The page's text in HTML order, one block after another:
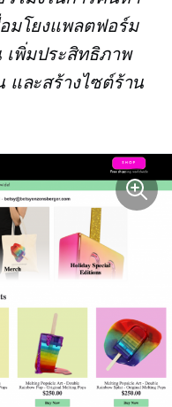
อมโยงแพลตฟอร์ม
เพิ่มประสิทธิภาพ
และสร้างไซต์ร้าน